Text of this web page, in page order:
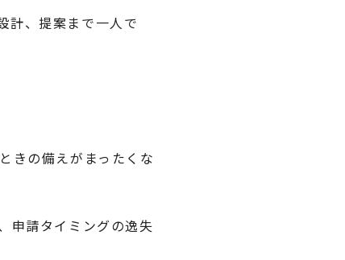
計、提案まで一人で
きの備えがまったくな
申請タイミングの逸失